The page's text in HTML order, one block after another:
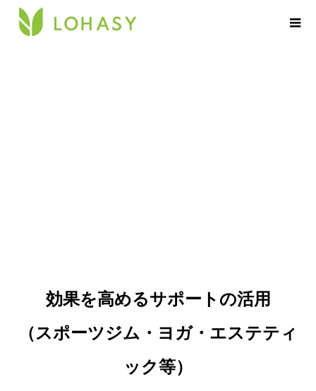
効果を高めるサポートの活用
（スポーツジム・ヨガ・エステティ
ック等）